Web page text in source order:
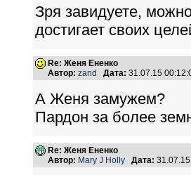
Зря завидуете,
достигает своих
Re: Женя Ененко
Автор: zand Дата: 31.07.15
А Женя замужем?
Пардон за более
Re: Женя Ененко
Автор: Mary J Holly Дата: